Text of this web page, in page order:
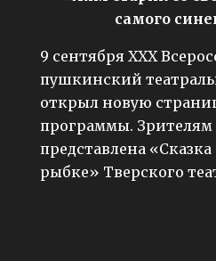
самого
9 сентября ХХХ
пушкинский
открыл новую
программы. Зрителям
представлена
рыбке» Тверского